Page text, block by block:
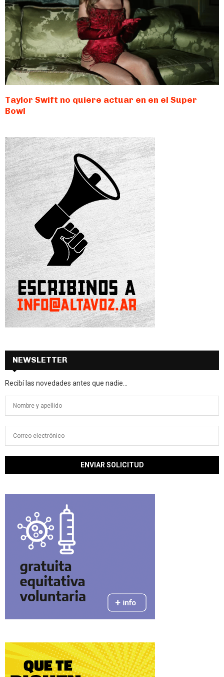
Taylor Swift no quiere actuar en en el Super
Bowl
NEWSLETTER
Recibí las novedades antes que nadie...